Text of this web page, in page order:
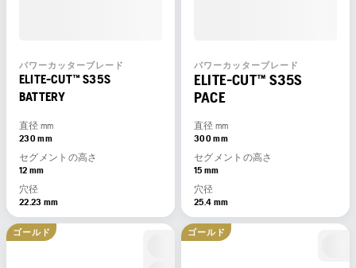
パワーカッターブレード
ELITE-CUT™ S35S
BATTERY
直径 mm
230 mm
セグメントの高さ
12 mm
穴径
22.23 mm
パワーカッターブレード
ELITE-CUT™ S35S
PACE
直径 mm
300 mm
セグメントの高さ
15 mm
穴径
25.4 mm
ゴールド ゴールド